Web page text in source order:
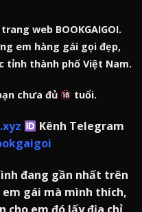
web BOOKGAIGOI.
em hàng gái gọi đẹp,
thành phố Việt Nam.
chưa đủ tuổi.
Kênh Telegram
đang gần nhất trên
gái mà mình thích,